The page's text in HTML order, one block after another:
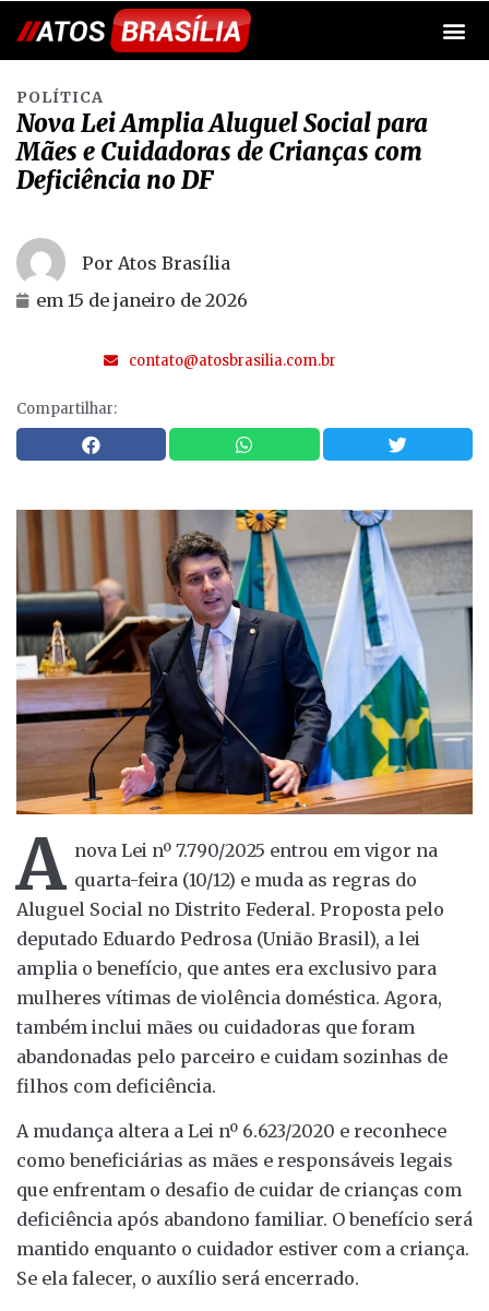
POLÍTICA
Nova Lei Amplia Aluguel Social para
Mães e Cuidadoras de Crianças com
Deficiência no DF
Por Atos Brasília
em 15 de janeiro de 2026
contato@atosbrasilia.com.br
Compartilhar:
A nova Lei nº 7.790/2025 entrou em vigor na
quarta-feira (10/12) e muda as regras do
Aluguel Social no Distrito Federal. Proposta pelo
deputado Eduardo Pedrosa (União Brasil), a lei
amplia o benefício, que antes era exclusivo para
mulheres vítimas de violência doméstica. Agora,
também inclui mães ou cuidadoras que foram
abandonadas pelo parceiro e cuidam sozinhas de
filhos com deficiência.
A mudança altera a Lei nº 6.623/2020 e reconhece
como beneficiárias as mães e responsáveis legais
que enfrentam o desafio de cuidar de crianças com
deficiência após abandono familiar. O benefício será
mantido enquanto o cuidador estiver com a criança.
Se ela falecer, o auxílio será encerrado.